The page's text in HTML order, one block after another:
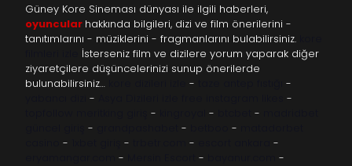
Güney Kore Sineması dünyası ile ilgili haberleri,
oyuncular hakkında bilgileri, dizi ve film önerilerini -
tanıtımlarını - müziklerini - fragmanlarını bulabilirsiniz.
İsterseniz film ve dizilere yorum yaparak diğer
ziyaretçilere düşüncelerinizi sunup önerilerde
bulunabilirsiniz…
-
-
-
-
- - -
- - -
- - -
-
- - -